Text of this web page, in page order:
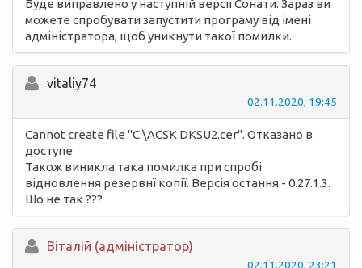
Буде виправлено у наступній версії Сонати. Зараз ви
можете спробувати запустити програму від імені
адміністратора, щоб уникнути такої помилки.
vitaliy74
02.11.2020, 19:45
Cannot create file "C:\ACSK DKSU2.cer". Отказано в
доступе
Також виникла така помилка при спробі
відновлення резервнї копії. Версія остання - 0.27.1.3.
Шо не так ???
Вiталій (адміністратор)
02.11.2020, 23:21